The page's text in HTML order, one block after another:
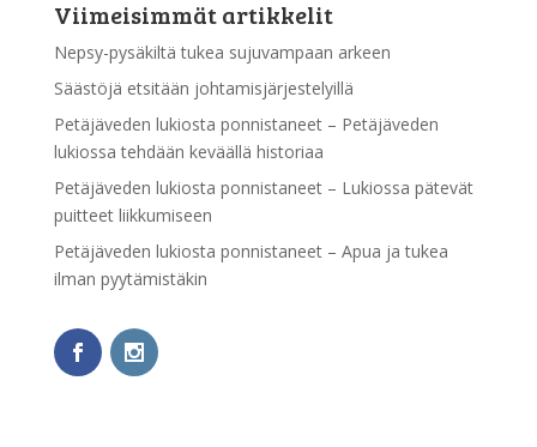
Viimeisimmät artikkelit
Nepsy-pysäkiltä tukea sujuvampaan arkeen
Säästöjä etsitään johtamisjärjestelyillä
Petäjäveden lukiosta ponnistaneet – Petäjäveden
lukiossa tehdään keväällä historiaa
Petäjäveden lukiosta ponnistaneet – Lukiossa pätevät
puitteet liikkumiseen
Petäjäveden lukiosta ponnistaneet – Apua ja tukea
ilman pyytämistäkin